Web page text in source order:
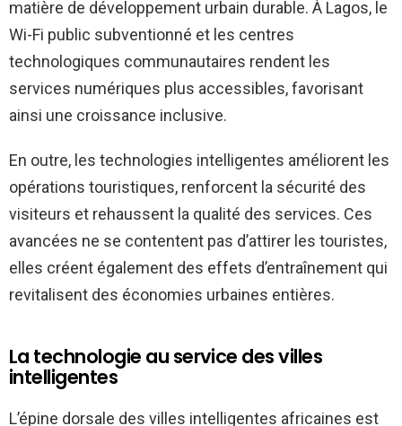
matière de développement urbain durable. À Lagos, le
Wi-Fi public subventionné et les centres
technologiques communautaires rendent les
services numériques plus accessibles, favorisant
ainsi une croissance inclusive.
En outre, les technologies intelligentes améliorent les
opérations touristiques, renforcent la sécurité des
visiteurs et rehaussent la qualité des services. Ces
avancées ne se contentent pas d’attirer les touristes,
elles créent également des effets d’entraînement qui
revitalisent des économies urbaines entières.
La technologie au service des villes
intelligentes
L’épine dorsale des villes intelligentes africaines est